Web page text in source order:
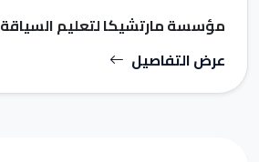
مؤسسة مارتشيكا لتعليم السياقة
Auto_Ecole_Marchica
عرض التفاصيل